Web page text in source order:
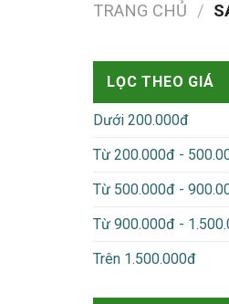
TRANG CHỦ /
LỌC THEO GIÁ
Dưới 200.000đ
Từ 200.000đ -
Từ 500.000đ -
Từ 900.000đ -
Trên 1.500.000đ